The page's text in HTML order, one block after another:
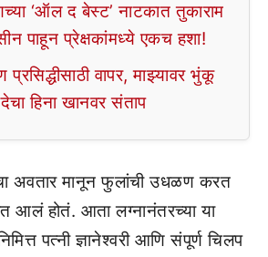
‘ऑल द बेस्ट’ नाटकात तुकाराम
सीन पाहून प्रेक्षकांमध्ये एकच हशा!
वापर, माझ्यावर भुंकू
हिना खानवर संताप
अवतार मानून फुलांची उधळण करत
आलं होतं. आता लग्नानंतरच्या या
पत्नी ज्ञानेश्वरी आणि संपूर्ण चिलप